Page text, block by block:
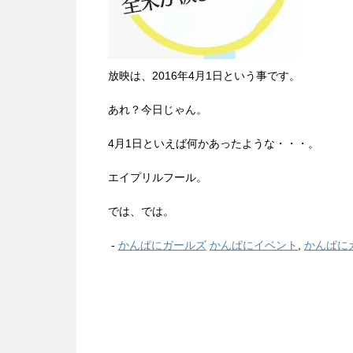
放映は、2016年4月1日という事です。
あれ？今日じゃん。
4月1日といえば何かあったような・・・。
エイプリルフール。
では、では。
- かんぱにガールズ かんぱにイベント かんぱに